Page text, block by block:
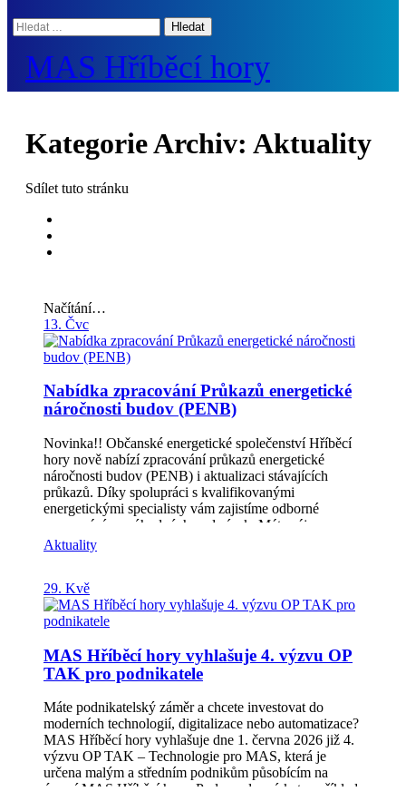
Hledat:
MAS Hříběcí hory
Kategorie Archiv: Aktuality
Sdílet tuto stránku
Načítání…
13. Čvc
Nabídka zpracování Průkazů energetické
náročnosti budov (PENB)
Novinka!! Občanské energetické společenství Hříběcí
hory nově nabízí zpracování průkazů energetické
náročnosti budov (PENB) i aktualizaci stávajících
průkazů. Díky spolupráci s kvalifikovanými
energetickými specialisty vám zajistíme odborné
zpracování za výhodných podmínek. Máte zájem o
vypracování nebo aktualizaci PENB? Napište nám a
rádi vám připravíme individuální cenovou nabídku
– rádi vám poradíme. Více info na:
marcela.kubickova@hribecihory.cz nebo
info@oeshribecihory.cz
Aktuality
29. Kvě
MAS Hříběcí hory vyhlašuje 4. výzvu OP
TAK pro podnikatele
Máte podnikatelský záměr a chcete investovat do
moderních technologií, digitalizace nebo automatizace?
MAS Hříběcí hory vyhlašuje dne 1. června 2026 již 4.
výzvu OP TAK – Technologie pro MAS, která je
určena malým a středním podnikům působícím na
území MAS Hříběcí hory. Podporu lze získat například